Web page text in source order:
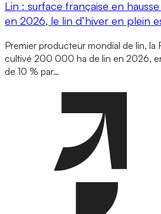
Lin : surface française en
en 2026, le lin d’hiver en plein
Premier producteur mondial de lin, la
cultivé 200 000 ha de lin en 2026,
de 10 % par…